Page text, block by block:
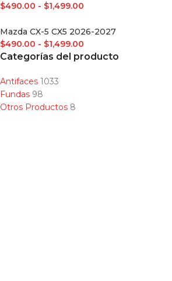
$490.00 - $1,499.00
Mazda CX-5 CX5 2026-2027
$490.00 - $1,499.00
Categorías del producto
Antifaces 1033
Fundas 98
Otros Productos 8